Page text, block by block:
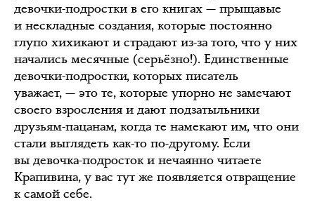
девочки-подростки в его книгах — прыщавые
и нескладные создания, которые постоянно
глупо хихикают и страдают из-за того, что у них
начались месячные (серьёзно!). Единственные
девочки-подростки, которых писатель
уважает, — это те, которые упорно не замечают
своего взросления и дают подзатыльники
друзьям-пацанам, когда те намекают им, что они
стали выглядеть как-то по-другому. Если
вы девочка-подросток и нечаянно читаете
Крапивина, у вас тут же появляется отвращение
к самой себе.